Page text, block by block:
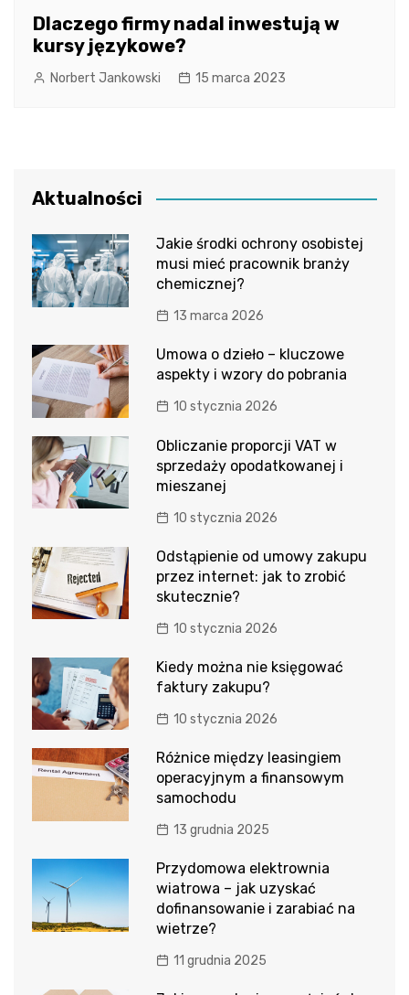
Dlaczego firmy nadal inwestują w
kursy językowe?
Norbert Jankowski 15 marca 2023
Aktualności
Jakie środki ochrony osobistej
musi mieć pracownik branży
chemicznej?
13 marca 2026
Umowa o dzieło – kluczowe
aspekty i wzory do pobrania
10 stycznia 2026
Obliczanie proporcji VAT w
sprzedaży opodatkowanej i
mieszanej
10 stycznia 2026
Odstąpienie od umowy zakupu
przez internet: jak to zrobić
skutecznie?
10 stycznia 2026
Kiedy można nie księgować
faktury zakupu?
10 stycznia 2026
Różnice między leasingiem
operacyjnym a finansowym
samochodu
13 grudnia 2025
Przydomowa elektrownia
wiatrowa – jak uzyskać
dofinansowanie i zarabiać na
wietrze?
11 grudnia 2025